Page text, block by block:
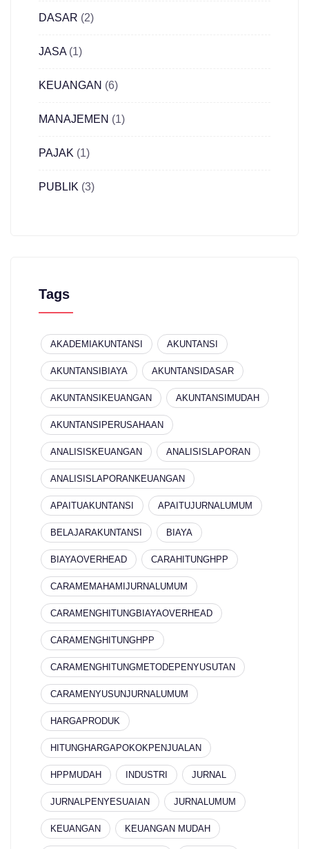
DASAR (2)
JASA(1)
KEUANGAN (6)
MANAJEMEN (1)
PAJAK (1)
PUBLIK (3)
Tags
AKADEMIAKUNTANSI AKUNTANSI
AKUNTANSIBIAYA AKUNTANSIDASAR
AKUNTANSIKEUANGAN AKUNTANSIMUDAH
AKUNTANSIPERUSAHAAN
ANALISISKEUANGAN ANALISISLAPORAN
ANALISISLAPORANKEUANGAN
APAITUAKUNTANSI APAITUJURNALUMUM
BELAJARAKUNTANSI BIAYA
BIAYAOVERHEAD CARAHITUNGHPP
CARAMEMAHAMIJURNALUMUM
CARAMENGHITUNGBIAYAOVERHEAD
CARAMENGHITUNGHPP
CARAMENGHITUNGMETODEPENYUSUTAN
CARAMENYUSUNJURNALUMUM
HARGAPRODUK
HITUNGHARGAPOKOKPENJUALAN
HPPMUDAH INDUSTRI JURNAL
JURNALPENYESUAIAN JURNALUMUM
KEUANGAN KEUANGAN MUDAH